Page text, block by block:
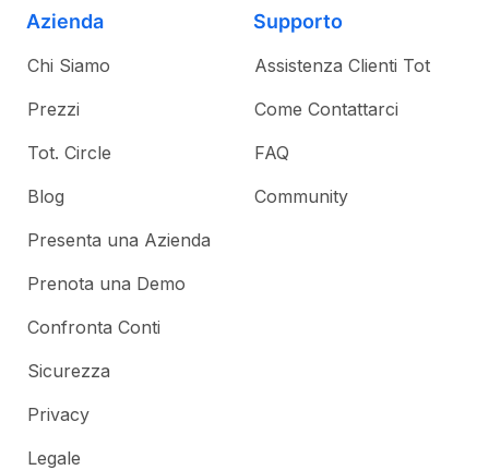
Azienda
Chi Siamo
Prezzi
Tot. Circle
Blog
Presenta una Azienda
Prenota una Demo
Confronta Conti
Sicurezza
Privacy
Legale
Supporto
Assistenza Clienti Tot
Come Contattarci
FAQ
Community